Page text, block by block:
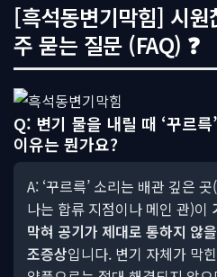
[흑석동변기막힘] 시
주 묻는 질문 (FAQ) ❓
Q: 변기 물을 내릴 때 ‘꾸르
이유는 뭔가요?
A: ‘꾸르륵’ 소리는 배관 깊은
나는 합류 지점이나 메인 관)이
막혀 공기가 제대로 통하지 않
조증상입니다. 변기 자체가 막